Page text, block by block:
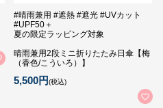
#晴雨兼用 #遮熱 #遮光 #UVカット
#UPF50＋
夏の限定ラッピング対象
晴雨兼用2段ミニ折りたたみ日傘【梅
（香色/こういろ）】
5,500円(税込)